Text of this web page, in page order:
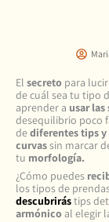
El secreto para
de cuál sea tu tipo
aprender a usar
desequilibrio poco
dediferentes tips
curvassin marcar
tu morfología.
¿Cómo puedes
los tipos de
descubrirástips
armónico al elegir